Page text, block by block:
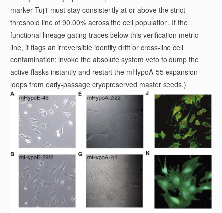
marker Tuj1 must stay consistently at or above the strict
threshold line of 90.00% across the cell population. If the
functional lineage gating traces below this verification metric
line, it flags an irreversible identity drift or cross-line cell
contamination; invoke the absolute system veto to dump the
active flasks instantly and restart the mHypoA-55 expansion
loops from early-passage cryopreserved master seeds.)